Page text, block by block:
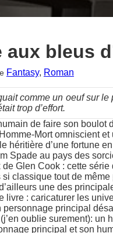
aux bleus
Fantasy, Roman
comme un oeuf sur
trop d’effort.
de faire son boulot
Mort omniscient
héritière d’une fortune
Spade au pays des
de Glen Cook : cette
classique tout de
une des
livre : caricaturer les
personnage principal
oublie surement):
principal et son